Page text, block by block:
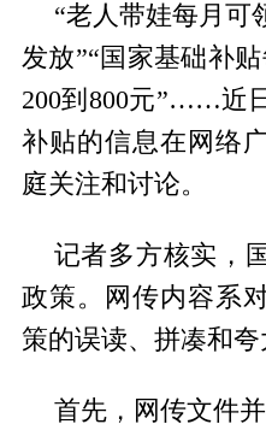
“老人带娃每月可
发放”“国家基础补
200到800元”……近
补贴的信息在网络
庭关注和讨论。
记者多方核实，
政策。网传内容系
策的误读、拼凑和夸
首先，网传文件